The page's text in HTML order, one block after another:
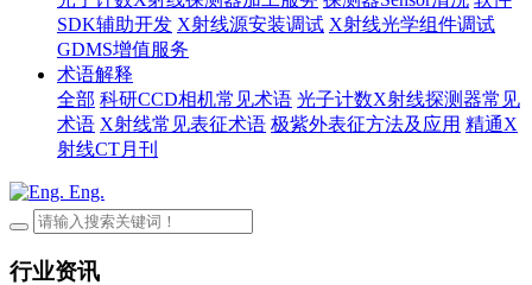
SDK辅助开发 X射线源安装调试 X射线光学组件调试
GDMS增值服务
术语解释
全部 科研CCD相机常见术语 光子计数X射线探测器常见
术语 X射线常见表征术语 极紫外表征方法及应用 精通X
射线CT月刊
Eng.
行业资讯